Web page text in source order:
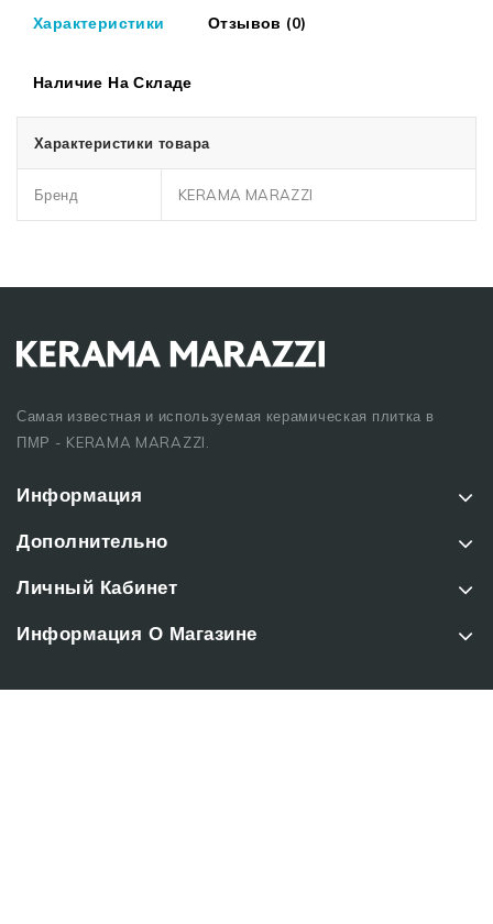
Характеристики Отзывов (0)
Наличие На Складе
Характеристики товара
Бренд KERAMA MARAZZI
Самая известная и используемая керамическая плитка в
ПМР - KERAMA MARAZZI.
Информация
Дополнительно
Личный Кабинет
Информация О Магазине